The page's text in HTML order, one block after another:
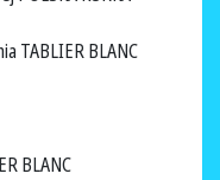
TABLIER BLANC
BLANC